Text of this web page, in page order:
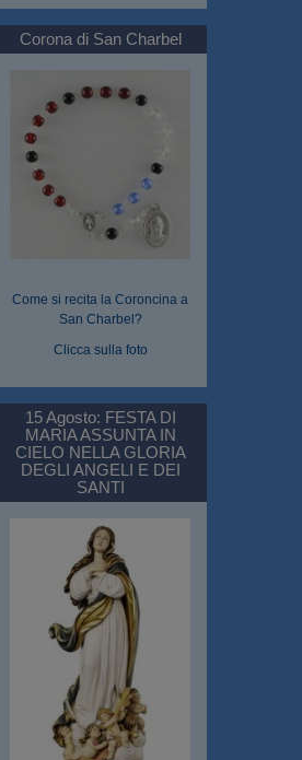
Corona di San Charbel
Come si recita la Coroncina a
San Charbel?
Clicca sulla foto
15 Agosto: FESTA DI
MARIA ASSUNTA IN
CIELO NELLA GLORIA
DEGLI ANGELI E DEI
SANTI